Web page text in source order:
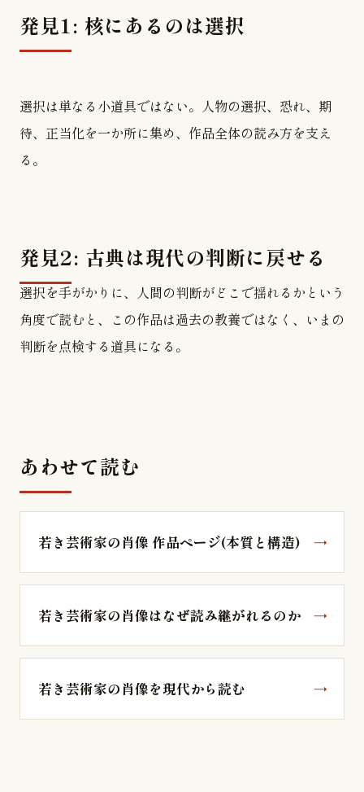
発見1: 核にあるのは選択
選択は単なる小道具ではない。人物の選択、恐れ、期
待、正当化を一か所に集め、作品全体の読み方を支え
る。
発見2: 古典は現代の判断に戻せる
選択を手がかりに、人間の判断がどこで揺れるかという
角度で読むと、この作品は過去の教養ではなく、いまの
判断を点検する道具になる。
あわせて読む
若き芸術家の肖像 作品ページ(本質と構造)
若き芸術家の肖像はなぜ読み継がれるのか
若き芸術家の肖像を現代から読む